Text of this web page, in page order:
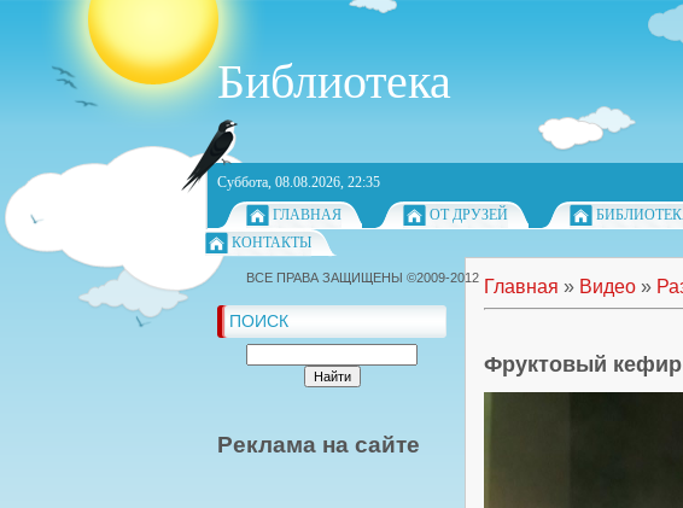
Библиотека
Суббота, 08.08.2026, 22:35
ГЛАВНАЯ
ОТ ДРУЗЕЙ
КОНТАКТЫ
ПОИСК
Реклама на сайте
Главная » Видео »
Фруктовый
ВСЕ ПРАВА ЗАЩИЩЕНЫ ©2009-2012